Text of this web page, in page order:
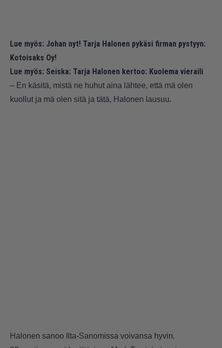
Lue myös: Johan nyt! Tarja Halonen pykäsi firman pystyyn:
Kotoisaks Oy!
Lue myös: Seiska: Tarja Halonen kertoo: Kuolema vieraili
– En käsitä, mistä ne huhut aina lähtee, että mä olen
kuollut ja mä olen sitä ja tätä, Halonen lausuu.
Halonen sanoo Ilta-Sanomissa voivansa hyvin.